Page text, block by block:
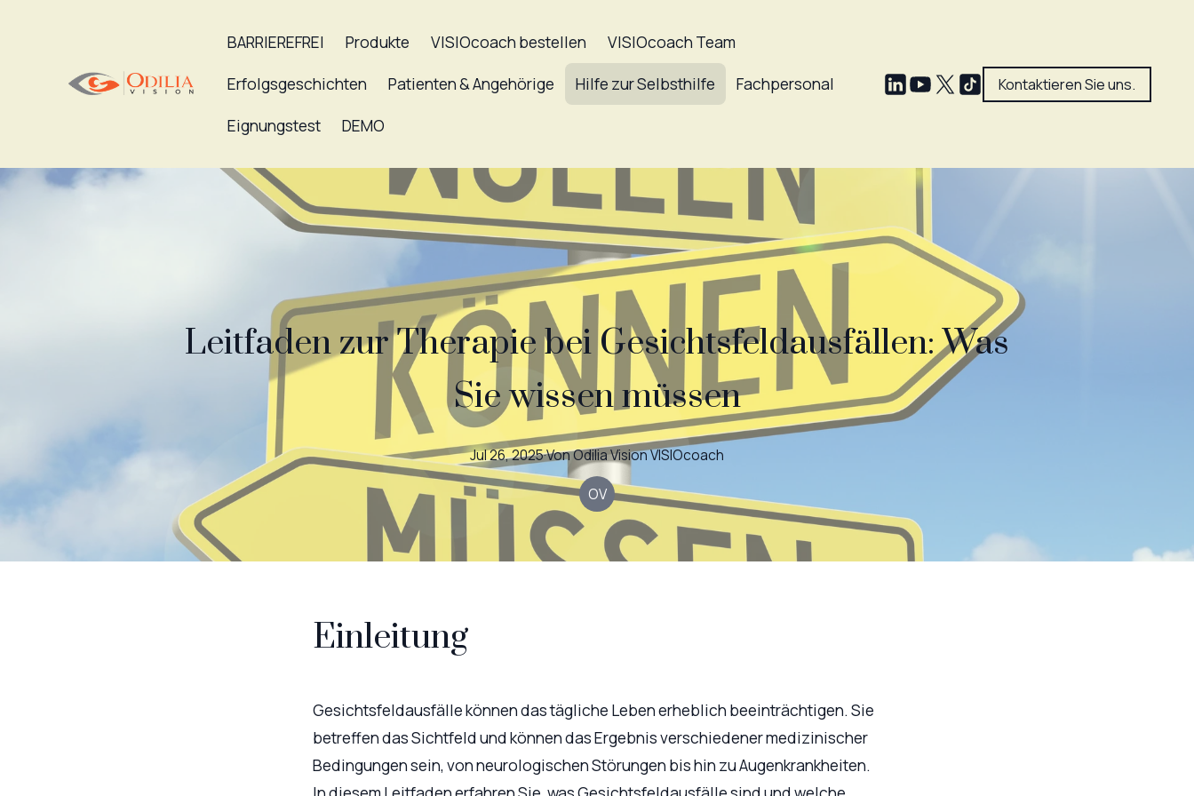
BARRIEREFREI Produkte VISIOcoach bestellen
VISIOcoach Team
Erfolgsgeschichten
Patienten & Angehörige Hilfe zur Selbsthilfe
Fachpersonal
Eignungstest
DEMO
Kontaktieren Sie uns.
Leitfaden zur Therapie bei Gesichtsfeldausfällen: Was
Sie wissen müssen
Jul 26, 2025·VonOdilia VisionVISIOcoach
OV
Einleitung
Gesichtsfeldausfälle können das tägliche Leben erheblich beeinträchtigen. Sie
betreffen das Sichtfeld und können das Ergebnis verschiedener medizinischer
Bedingungen sein, von neurologischen Störungen bis hin zu Augenkrankheiten.